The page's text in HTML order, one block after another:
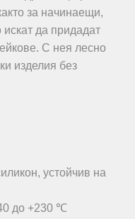
за начинаещи,
искат да придадат
С нея лесно
изделия без
устойчив на
до +230 ℃